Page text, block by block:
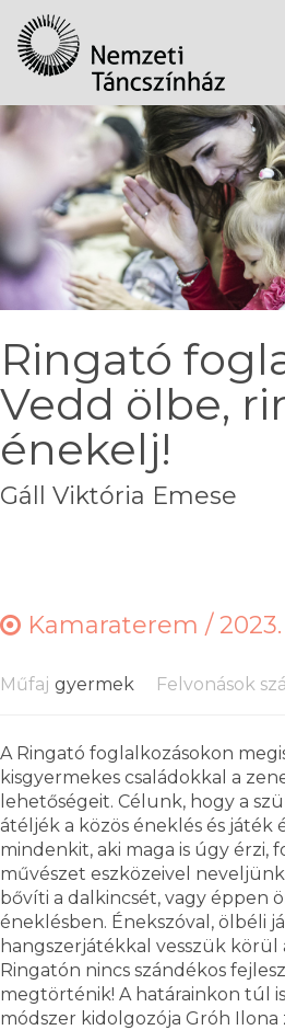
Ringató
Vedd ölbe,
énekelj!
Gáll Viktória Emese
Kamaraterem /
Műfaj gyermek Felvonások
A Ringató foglalkozásokon
kisgyermekes családokkal a
lehetőségeit. Célunk, hogy a
átéljék a közös éneklés és játék
mindenkit, aki maga is úgy érzi,
művészet eszközeivel
bővíti a dalkincsét, vagy éppen
éneklésben. Énekszóval, ölbéli
hangszerjátékkal vesszük körül
Ringatón nincs szándékos
megtörténik! A határainkon túl
módszer kidolgozója Gróh Ilona